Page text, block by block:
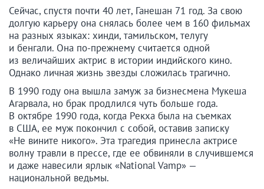
Сейчас, спустя почти 40 лет, Ганешан 71 год. За свою
долгую карьеру она снялась более чем в 160 фильмах
на разных языках: хинди, тамильском, телугу
и бенгали. Она по-прежнему считается одной
из величайших актрис в истории индийского кино.
Однако личная жизнь звезды сложилась трагично.
В 1990 году она вышла замуж за бизнесмена Мукеша
Агарвала, но брак продлился чуть больше года.
В октябре 1990 года, когда Рекха была на съемках
в США, ее муж покончил с собой, оставив записку
«Не вините никого». Эта трагедия принесла актрисе
волну травли в прессе, где ее обвиняли в случившемся
и даже навесили ярлык «National Vamp» —
национальной ведьмы.